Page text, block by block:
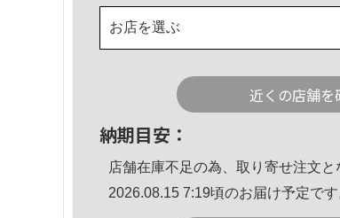
お店を選ぶ
近くの店舗を
納期目安：
店舗在庫不足の為、取り寄せ注文と
2026.08.15 7:19頃のお届け予定です